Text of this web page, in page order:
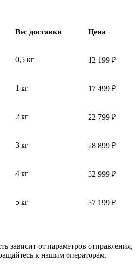
Вес доставки Цена
0,5 кг 12 199 ₽
1 кг 17 499 ₽
2 кг 22 799 ₽
3 кг 28 899 ₽
4 кг 32 999 ₽
5 кг 37 199 ₽
зависит от параметров отправления,
к нашим операторам.